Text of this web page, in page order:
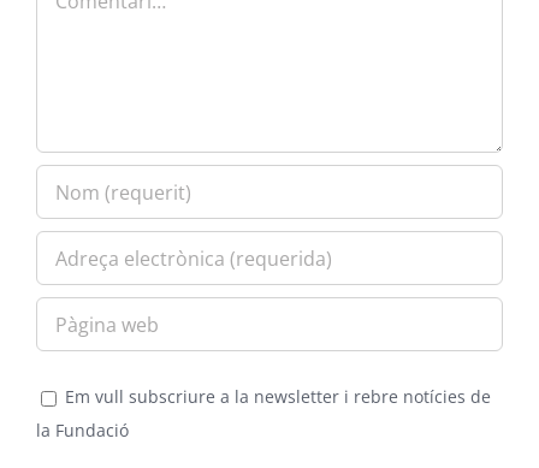
Em vull subscriure a la newsletter i rebre notícies de
la Fundació